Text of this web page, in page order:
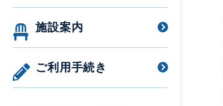
施設案内
ご利用手続き